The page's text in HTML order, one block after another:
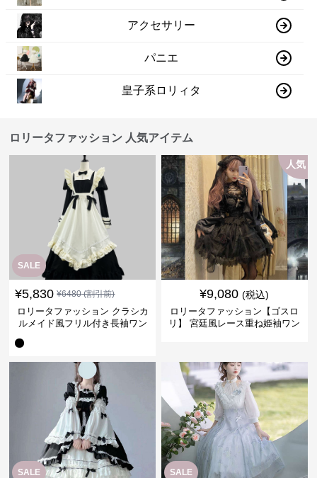
アクセサリー
パニエ
皇子系ロリィタ
ロリータファッション 人気アイテム
SALE
¥5,830 ¥6480(割引前)
ロリータファッション クラシカ
ルメイド風フリル付き長袖ワン
人気
¥9,080 (税込)
ロリータファッション【ゴスロ
リ】 宮廷風レース重ね姫袖ワン
SALE SALE